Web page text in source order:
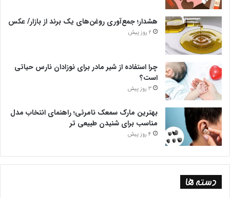
هشدار؛ جمع‌آوری روغن‌های یک برند از بازار/ عکس
2 روز پیش
چرا استفاده از شیر مادر برای نوزادان نارس حیاتی
است؟
3 روز پیش
بهترین مارک سمعک نامرئی؛ راهنمای انتخاب مدل
مناسب برای شنیدن طبیعی تر
4 روز پیش
دسته ها